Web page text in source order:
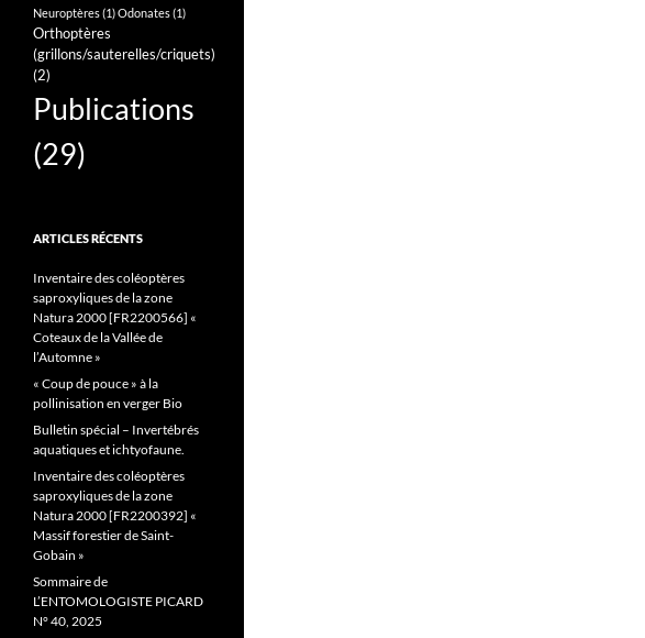
Neuroptères(1)Odonates(1)
Orthoptères
(grillons/sauterelles/criquets)
(2)
Publications
(29)
ARTICLES RÉCENTS
Inventaire des coléoptères
saproxyliques de la zone
Natura 2000 [FR2200566] «
Coteaux de la Vallée de
l’Automne »
« Coup de pouce » à la
pollinisation en verger Bio
Bulletin spécial – Invertébrés
aquatiques et ichtyofaune.
Inventaire des coléoptères
saproxyliques de la zone
Natura 2000 [FR2200392] «
Massif forestier de Saint-
Gobain »
Sommaire de
L’ENTOMOLOGISTE PICARD
N° 40, 2025